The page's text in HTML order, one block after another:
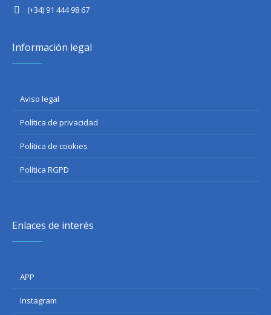
(+34) 91 444 98 67
Información legal
Aviso legal
Política de privacidad
Política de cookies
Política RGPD
Enlaces de interés
APP
Instagram